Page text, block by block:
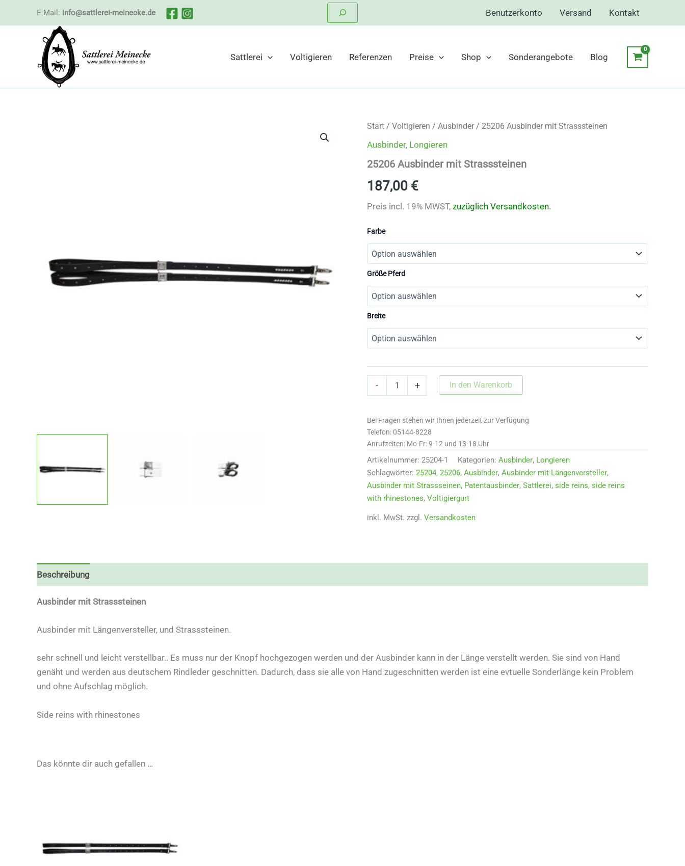
E-Mail: info@sattlerei-meinecke.de Benutzerkonto Versand Kontakt
Sattlerei Voltigieren Referenzen Preise Shop Sonderangebote Blog
Start / Voltigieren / Ausbinder / 25206 Ausbinder mit Strasssteinen
Ausbinder, Longieren
25206 Ausbinder mit Strasssteinen
187,00 €
Preis incl. 19% MWST, zuzüglich Versandkosten.
Farbe
Größe Pferd
Breite
-
Ausbinder
Menge
+ In den Warenkorb
Bei Fragen stehen wir Ihnen jederzeit zur Verfügung
Telefon: 05144-8228
Anrufzeiten: Mo-Fr: 9-12 und 13-18 Uhr
Artikelnummer: 25204-1 Kategorien: Ausbinder, Longieren
Schlagwörter: 25204, 25206, Ausbinder, Ausbinder mit Längenversteller,
Ausbinder mit Strassseinen, Patentausbinder, Sattlerei, side reins, side reins
with rhinestones, Voltigiergurt
inkl. MwSt. zzgl. Versandkosten
Beschreibung
Ausbinder mit Strasssteinen
Ausbinder mit Längenversteller, und Strasssteinen.
sehr schnell und leicht verstellbar.. Es muss nur der Knopf hochgezogen werden und der Ausbinder kann in der Länge verstellt werden. Sie sind von Hand
genäht und werden aus deutschem Rindleder geschnitten. Dadurch, dass sie alle von Hand zugeschnitten werden ist eine evtuelle Sonderlänge kein Problem
und ohne Aufschlag möglich.
Side reins with rhinestones
Das könnte dir auch gefallen …